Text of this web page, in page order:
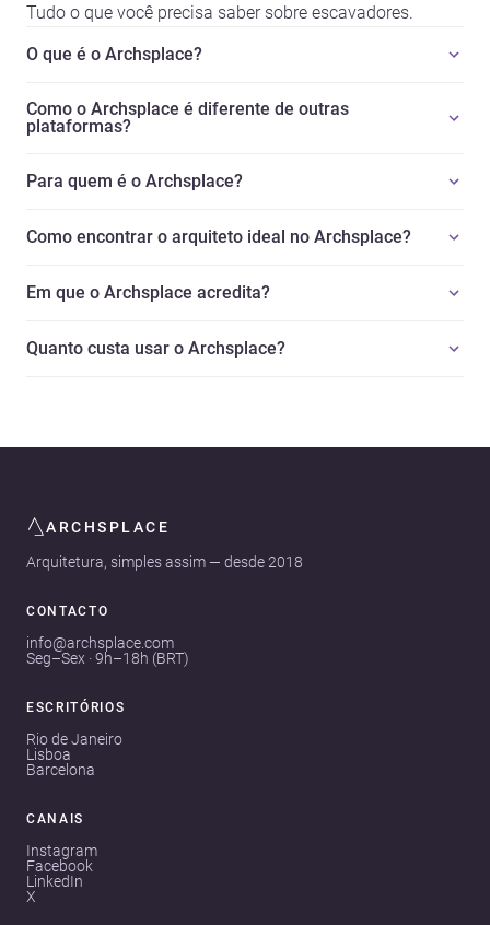
Tudo o que você precisa saber sobre escavadores.
O que é o Archsplace?
Como o Archsplace é diferente de outras
plataformas?
Para quem é o Archsplace?
Como encontrar o arquiteto ideal no Archsplace?
Em que o Archsplace acredita?
Quanto custa usar o Archsplace?
ARCHSPLACE
Arquitetura, simples assim — desde 2018
CONTACTO
info@archsplace.com
Seg–Sex · 9h–18h (BRT)
ESCRITÓRIOS
Rio de Janeiro
Lisboa
Barcelona
CANAIS
Instagram
Facebook
LinkedIn
X